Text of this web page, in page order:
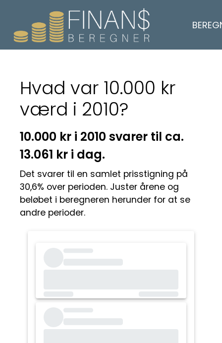
Hvad var 10.000 kr
værd i 2010?
10.000 kr i 2010 svarer til ca.
13.061 kr i dag.
Det svarer til en samlet prisstigning på
30,6% over perioden. Juster årene og
beløbet i beregneren herunder for at se
andre perioder.